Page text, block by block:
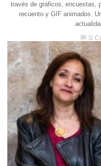
través de gráficos, encuestas,
recuento y GIF animados.
chat_bubble 0